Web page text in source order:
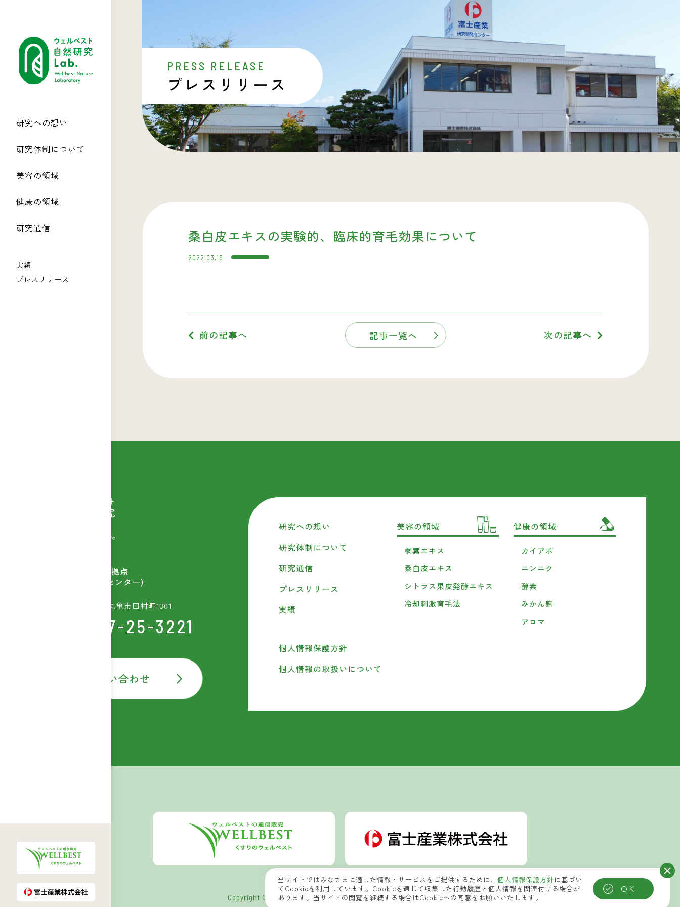
研究への想い
研究体制について
美容の領域
健康の領域
研究通信
実績
プレスリリース
PRESS RELEASE
プレスリリース
桑白皮エキスの実験的、臨床的育毛効果について
2022.03.19
前の記事へ 記事一覧へ 次の記事へ
ウェルベストの開発拠点
(富士産業研究開発センター)
〒763-8603 香川県丸亀市田村町1301
TEL:0877-25-3221
お問い合わせ
研究への想い
研究体制について
研究通信
プレスリリース
実績
個人情報保護方針
個人情報の取扱いについて
美容の領域
桐葉エキス
桑白皮エキス
シトラス果皮発酵エキス
冷却刺激育毛法
健康の領域
カイアポ
ニンニク
酵素
みかん麹
アロマ
Copyright © 2022 Wellbest Nature Laboratory All Rights Reserved.
当サイトではみなさまに適した情報・サービスをご提供するために、 個人情報保護方針に基づい
てCookieを利用しています。Cookieを通じて収集した行動履歴と個人情報を関連付ける場合が
あります。当サイトの閲覧を継続する場合はCookieへの同意をお願いいたします。
OK